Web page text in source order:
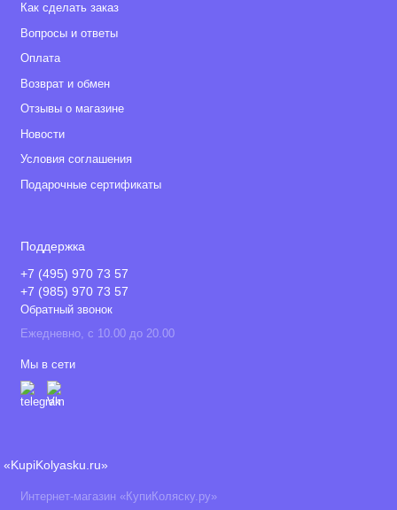
Как сделать заказ
Вопросы и ответы
Оплата
Возврат и обмен
Отзывы о магазине
Новости
Условия соглашения
Подарочные сертификаты
Поддержка
+7 (495) 970 73 57
+7 (985) 970 73 57
Обратный звонок
Ежедневно, с 10.00 до 20.00
Мы в сети
«KupiKolyasku.ru»
Интернет-магазин «КупиКоляску.ру»